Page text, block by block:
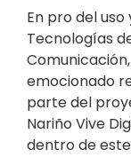
En pro del
Tecnologías
emocionado
parte del
Nariño Vive
dentro de